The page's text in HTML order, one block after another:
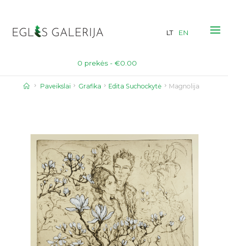
content
0 prekės - €0.00
LT EN
Home
Paveikslai Grafika Edita Suchockytė Magnolija